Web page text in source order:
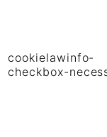
cookielawinfo-
checkbox-